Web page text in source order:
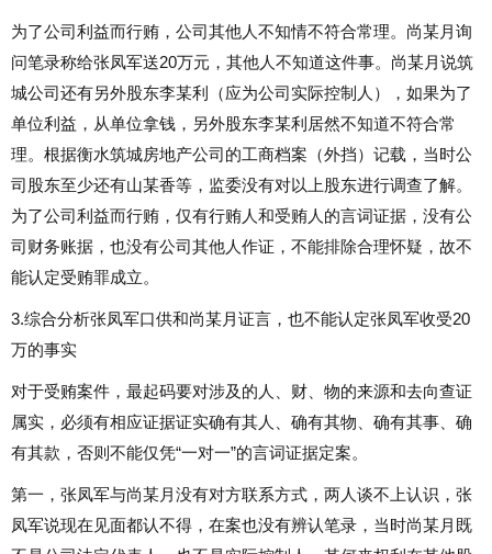
为了公司利益而行贿，公司其他人不知情不符合常理。尚某月询
问笔录称给张凤军送20万元，其他人不知道这件事。尚某月说筑
城公司还有另外股东李某利（应为公司实际控制人），如果为了
单位利益，从单位拿钱，另外股东李某利居然不知道不符合常
理。根据衡水筑城房地产公司的工商档案（外挡）记载，当时公
司股东至少还有山某香等，监委没有对以上股东进行调查了解。
为了公司利益而行贿，仅有行贿人和受贿人的言词证据，没有公
司财务账据，也没有公司其他人作证，不能排除合理怀疑，故不
能认定受贿罪成立。
3.综合分析张凤军口供和尚某月证言，也不能认定张凤军收受20
万的事实
对于受贿案件，最起码要对涉及的人、财、物的来源和去向查证
属实，必须有相应证据证实确有其人、确有其物、确有其事、确
有其款，否则不能仅凭“一对一”的言词证据定案。
第一，张凤军与尚某月没有对方联系方式，两人谈不上认识，张
凤军说现在见面都认不得，在案也没有辨认笔录，当时尚某月既